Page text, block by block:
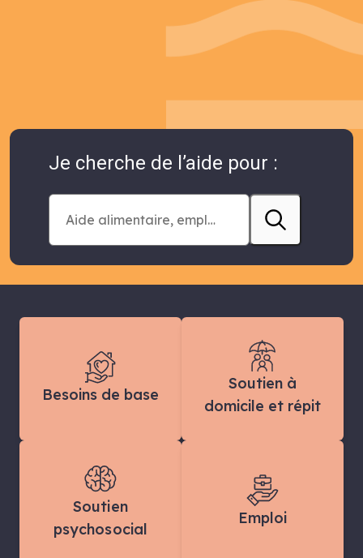
Je cherche de l’aide pour :
Besoins de base
Soutien à
domicile et répit
Soutien
psychosocial
Emploi